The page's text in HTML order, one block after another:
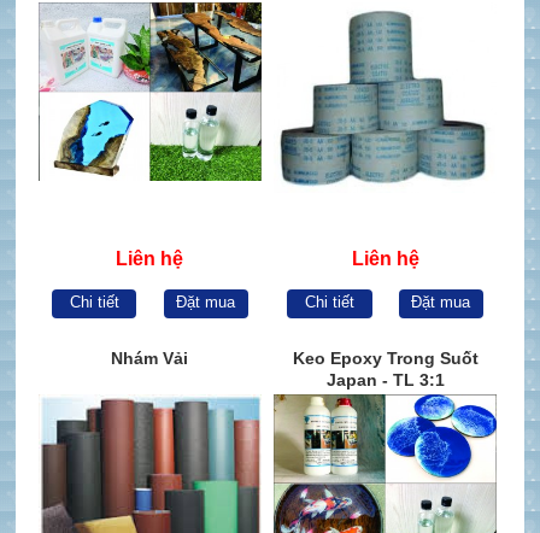
Liên hệ
Chi tiết Đặt mua
Liên hệ
Chi tiết Đặt mua
Nhám Vải
Keo Epoxy Trong Suốt
Japan - TL 3:1